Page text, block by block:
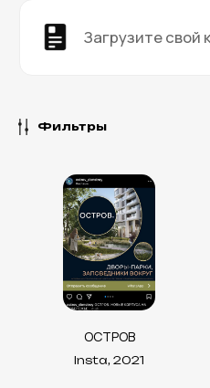
Фильтры
ОСТРОВ
Insta, 2021